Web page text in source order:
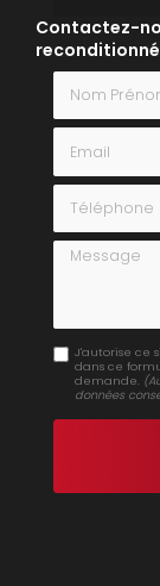
Contactez-
Nom Prénom
Email
Téléphone
Message
J'autorise ce
dans ce
demande.
données